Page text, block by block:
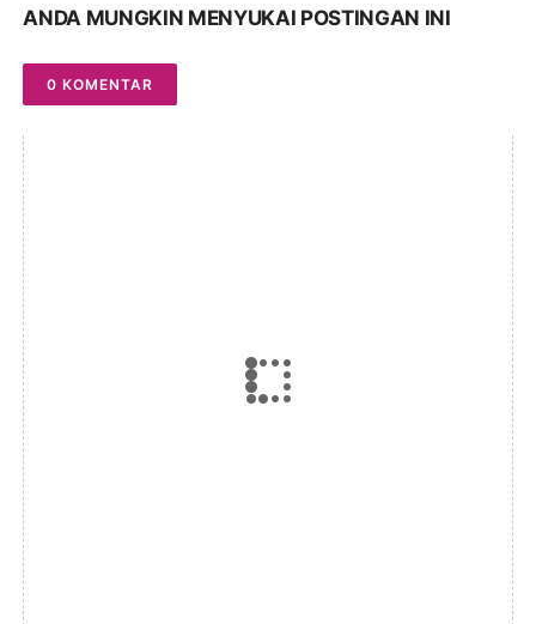
ANDA MUNGKIN MENYUKAI POSTINGAN INI
0 KOMENTAR